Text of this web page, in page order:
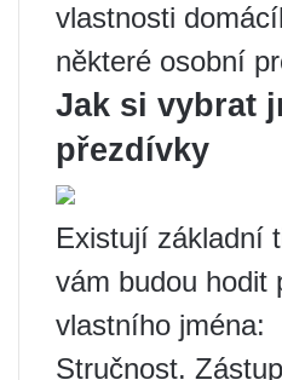
vlastnosti
některé osobní
Jak si vybrat
přezdívky
Existují základní
vám budou hodit
vlastního jména:
Stručnost.